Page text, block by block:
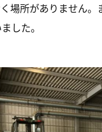
場所がありません
した。